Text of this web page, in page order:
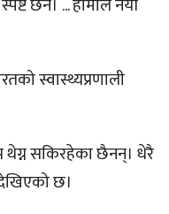
छैन। ... हामीले नयाँ
स्वास्थ्यप्रणाली
सकिरहेका छैनन्। धेरै
छ।